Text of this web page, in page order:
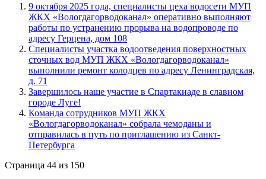
9 октября 2025 года, специалисты цеха водосети МУП
ЖКХ «Вологдагорводоканал» оперативно выполняют
работы по устранению прорыва на водопроводе по
адресу Герцена, дом 108
Специалисты участка водоотведения поверхностных
сточных вод МУП ЖКХ «Вологдагорводоканал»
выполнили ремонт колодцев по адресу Ленинградская,
д. 71
Завершилось наше участие в Спартакиаде в славном
городе Луге!
Команда сотрудников МУП ЖКХ
«Вологдагорводоканал» собрала чемоданы и
отправилась в путь по приглашению из Санкт-
Петербурга
Страница 44 из 150